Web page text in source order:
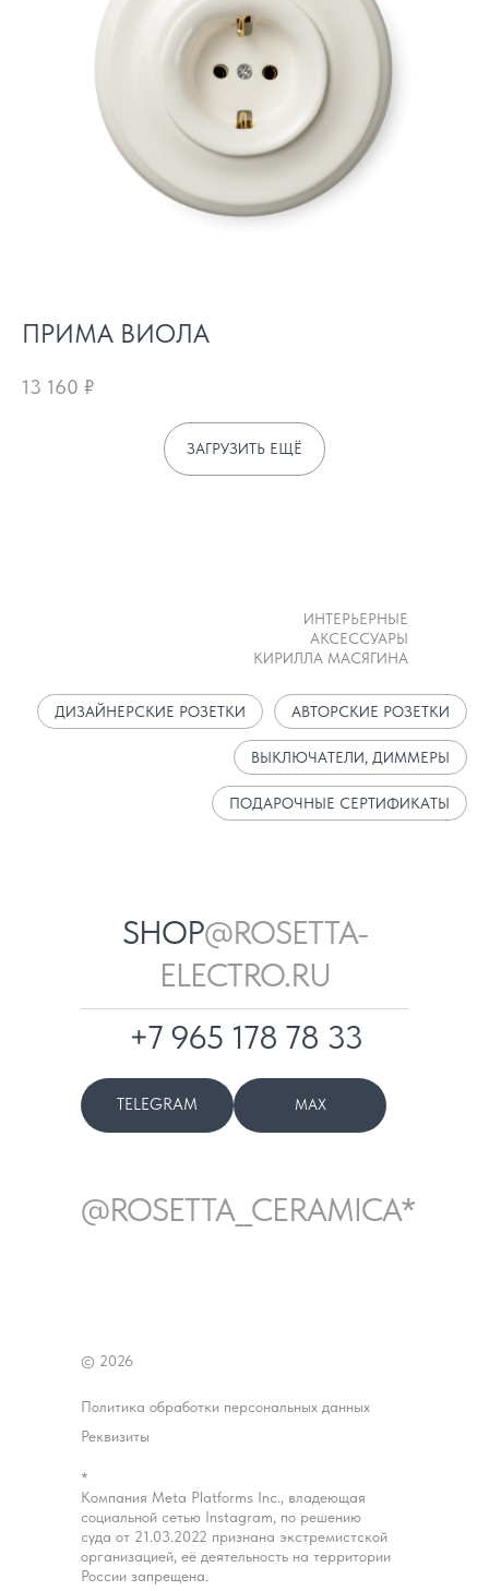
ПРИМА ВИОЛА
13 160 ₽
ЗАГРУЗИТЬ ЕЩЁ
ИНТЕРЬЕРНЫЕ
АКСЕССУАРЫ
КИРИЛЛА МАСЯГИНА
ДИЗАЙНЕРСКИЕ РОЗЕТКИ АВТОРСКИЕ РОЗЕТКИ
ВЫКЛЮЧАТЕЛИ, ДИММЕРЫ
ПОДАРОЧНЫЕ СЕРТИФИКАТЫ
+7 965 178 78 33
@ROSETTA__CERAMICA*
SHOP@ROSETTA-
ELECTRO.RU
TELEGRAM MAX
*
Компания Meta Platforms Inc., владеющая
социальной сетью Instagram, по решению
суда от 21.03.2022 признана экстремистской
организацией, её деятельность на территории
России запрещена.
Политика обработки персональных данных
Реквизиты
© 2026